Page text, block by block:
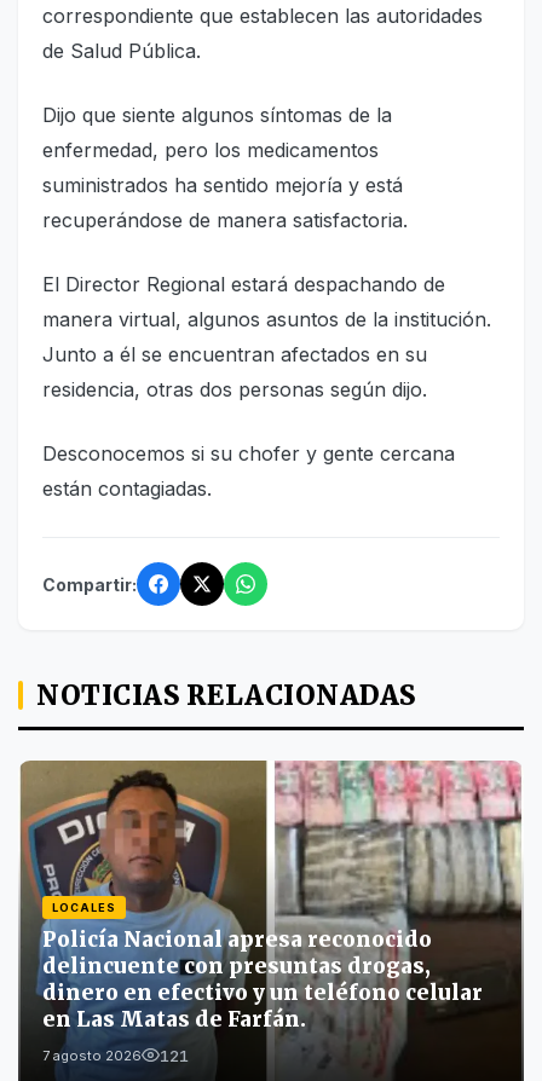
correspondiente que establecen las autoridades
de Salud Pública.
Dijo que siente algunos síntomas de la
enfermedad, pero los medicamentos
suministrados ha sentido mejoría y está
recuperándose de manera satisfactoria.
El Director Regional estará despachando de
manera virtual, algunos asuntos de la institución.
Junto a él se encuentran afectados en su
residencia, otras dos personas según dijo.
Desconocemos si su chofer y gente cercana
están contagiadas.
Compartir:
NOTICIAS RELACIONADAS
LOCALES
Policía Nacional apresa reconocido
delincuente con presuntas drogas,
dinero en efectivo y un teléfono celular
en Las Matas de Farfán.
7 agosto 2026 121